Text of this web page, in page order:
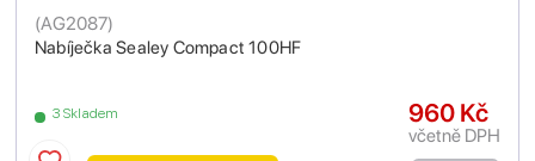
Nabíječka Sealey Compact 100HF
(AG2087)
3 Skladem 960 Kč
včetně DPH